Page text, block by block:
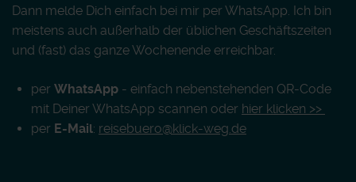
Dann melde Dich einfach bei mir per WhatsApp. Ich bin
meistens auch außerhalb der üblichen Geschäftszeiten
und (fast) das ganze Wochenende erreichbar.
per WhatsApp - einfach nebenstehenden QR-Code
mit Deiner WhatsApp scannen oder hier klicken >>
per E-Mail: reisebuero@klick-weg.de